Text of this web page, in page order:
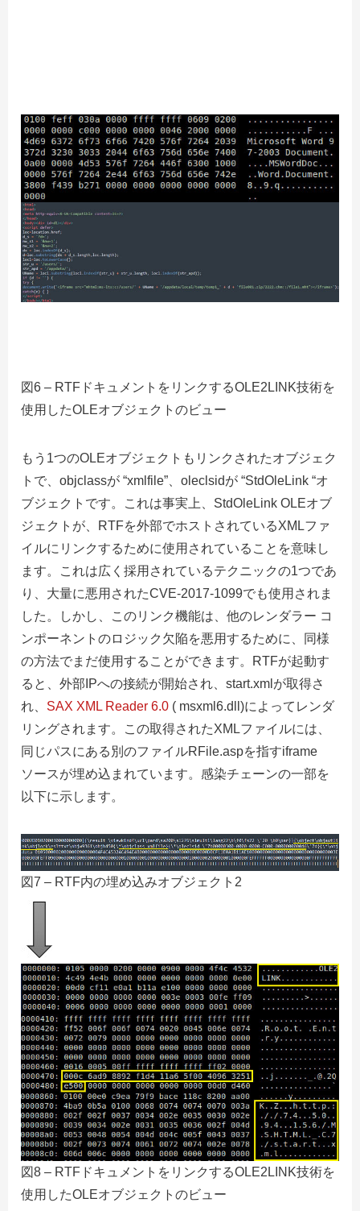
図6 – RTFドキュメントをリンクするOLE2LINK技術を
使用したOLEオブジェクトのビュー
もう1つのOLEオブジェクトもリンクされたオブジェク
トで、objclassが “xmlfile”、oleclsidが “StdOleLink “オ
ブジェクトです。これは事実上、StdOleLink OLEオブ
ジェクトが、RTFを外部でホストされているXMLファ
イルにリンクするために使用されていることを意味し
ます。これは広く採用されているテクニックの1つであ
り、大量に悪用されたCVE-2017-1099でも使用されま
した。しかし、このリンク機能は、他のレンダラー コ
ンポーネントのロジック欠陥を悪用するために、同様
の方法でまだ使用することができます。RTFが起動す
ると、外部IPへの接続が開始され、start.xmlが取得さ
れ、 SAX XML Reader 6.0 ( msxml6.dll)によってレンダ
リングされます。この取得されたXMLファイルには、
同じパスにある別のファイルRFile.aspを指すiframe
ソースが埋め込まれています。感染チェーンの一部を
以下に示します。
図7 – RTF内の埋め込みオブジェクト2
図8 – RTFドキュメントをリンクするOLE2LINK技術を
使用したOLEオブジェクトのビュー